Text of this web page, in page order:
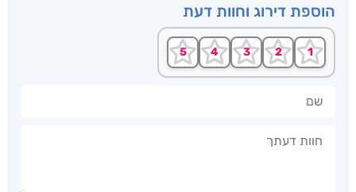
הוספת דירוג וחוות דעת